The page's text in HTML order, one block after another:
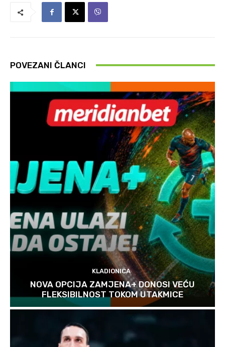
POVEZANI ČLANCI
KLADIONICA
NOVA OPCIJA ZAMJENA+ DONOSI VEĆU
FLEKSIBILNOST TOKOM UTAKMICE